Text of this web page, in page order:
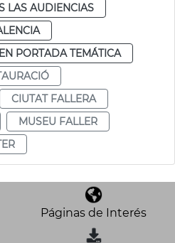
LAS AUDIENCIAS
EN PORTADA TEMÁTICA
CIUTAT FALLERA
MUSEU FALLER
Páginas de Interés